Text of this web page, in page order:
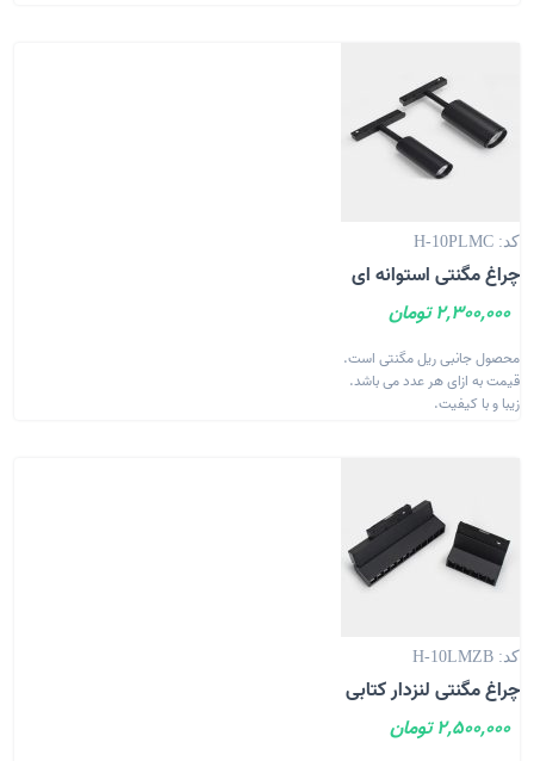
کد: H-10PLMC
چراغ مگنتی استوانه ای
2,300,000 تومان
محصول جانبی ریل مگنتی است.
قیمت به ازای هر عدد می باشد.
زیبا و با کیفیت.
کد: H-10LMZB
چراغ مگنتی لنزدار کتابی
2,500,000 تومان